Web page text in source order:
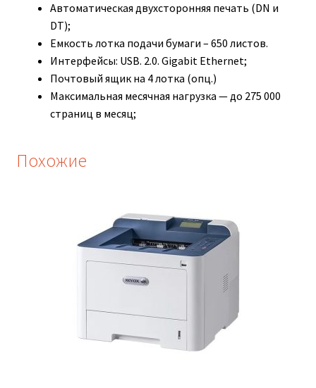
Автоматическая двухсторонняя печать (DN и
DT);
Емкость лотка подачи бумаги – 650 листов.
Интерфейсы: USB. 2.0. Gigabit Ethernet;
Почтовый ящик на 4 лотка (опц.)
Максимальная месячная нагрузка — до 275 000
страниц в месяц;
Похожие